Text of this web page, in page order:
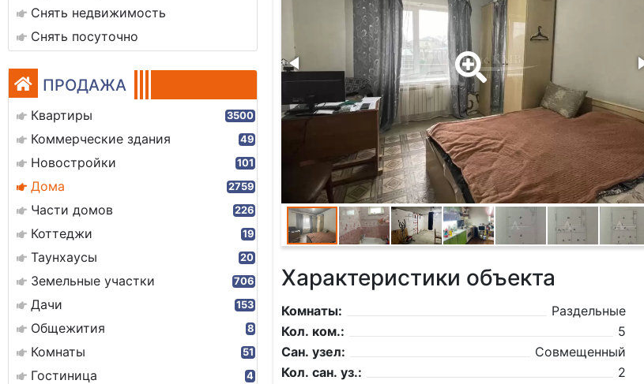
Снять недвижимость
Снять посуточно
ПРОДАЖА
Квартиры 3500
Коммерческие здания 49
Новостройки 101
Дома 2759
Части домов 226
Коттеджи 19
Таунхаусы 20
Земельные участки 706
Дачи 153
Общежития 8
Комнаты 51
Гостиница 4
Характеристики объекта
Комнаты:
Раздельные
Кол. ком.:
5
Сан. узел:
Совмещенный
Кол. сан. уз.:
2